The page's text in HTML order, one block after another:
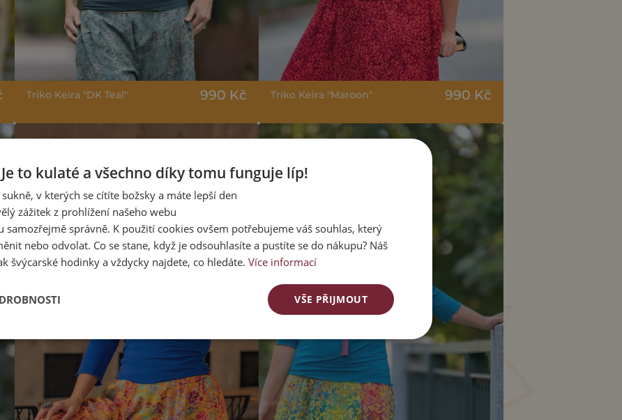
Triko Keira "DK Teal" 990 Kč Triko Keira "Maroon" 990 Kč
to kulaté a všechno díky tomu funguje líp!
v kterých se cítíte božsky a máte lepší den
zážitek z prohlížení našeho webu
samozřejmě správně. K použití cookies ovšem potřebujeme váš souhlas, který
nebo odvolat. Co se stane, když je odsouhlasíte a pustíte se do nákupu? Náš
švýcarské hodinky a vždycky najdete, co hledáte. Více informací
VŠE PŘIJMOUT